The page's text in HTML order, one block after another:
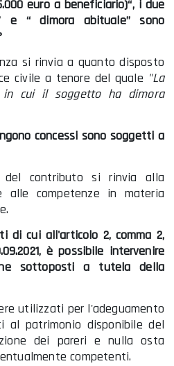
euro a beneficiario)“, i due
e “ dimora abituale” sono
si rinvia a quanto disposto
civile a tenore del quale "La
cui il soggetto ha dimora
concessi sono soggetti a
contributo si rinvia alla
competenze in materia
di cui all'articolo 2, comma 2,
è possibile intervenire
sottoposti a tutela della
utilizzati per l'adeguamento
al patrimonio disponibile del
dei pareri e nulla osta
competenti.